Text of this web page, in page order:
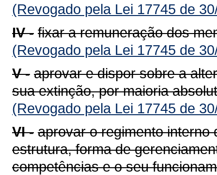
(Revogado pela Lei 17745 de
IV - fixar a remuneração dos
(Revogado pela Lei 17745 de
V - aprovar e dispor sobre a
sua extinção, por maioria
(Revogado pela Lei 17745 de
VI - aprovar o regimento interno
estrutura, forma de
competências e o seu